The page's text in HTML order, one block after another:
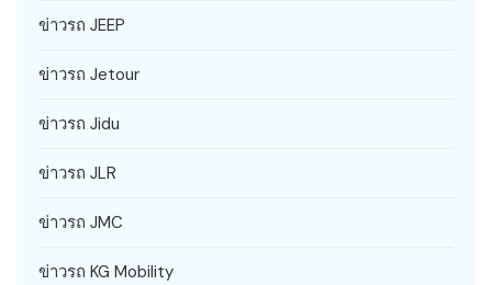
ข่าวรถ JEEP
ข่าวรถ Jetour
ข่าวรถ Jidu
ข่าวรถ JLR
ข่าวรถ JMC
ข่าวรถ KG Mobility